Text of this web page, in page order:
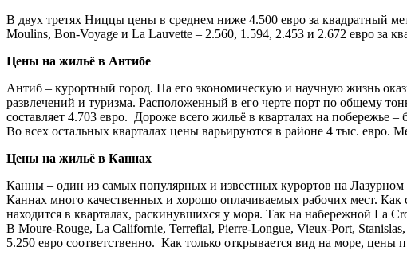
В двух третях Ниццы цены в среднем ниже 4.500 евро за квадратный
Moulins, Bon-Voyage и La Lauvette – 2.560, 1.594, 2.453 и 2.672 евро за
Цены на жильё в Антибе
Антиб – курортный город. На его экономическую и научную жизнь
развлечений и туризма. Расположенный в его черте порт по общему
составляет 4.703 евро. Дороже всего жильё в кварталах на
Во всех остальных кварталах цены варьируются в районе 4 тыс. евро.
Цены на жильё в Каннах
Канны – один из самых популярных и известных курортов на Лазурном
Каннах много качественных и хорошо оплачиваемых рабочих мест.
находится в кварталах, раскинувшихся у моря. Так на набережной La
В Moure-Rouge, La Californie, Terrefial, Pierre-Longue, Vieux-Port,
5.250 евро соответственно. Как только открывается вид на море, цены